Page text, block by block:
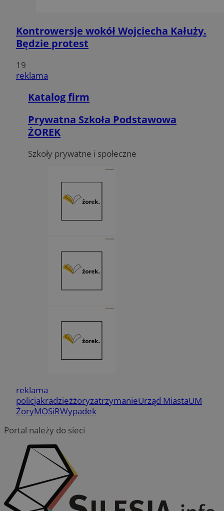
Kontrowersje wokół Wojciecha Kałuży.
Będzie protest
19
reklama
Katalog firm
Prywatna Szkoła Podstawowa
ŻOREK
Szkoły prywatne i społeczne
reklama
policjakradzieżżoryzatrzymanieUrząd MiastaUM
ŻoryMOSiRWypadek
Portal należy do sieci